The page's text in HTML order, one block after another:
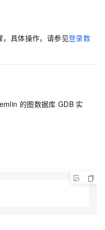
，具体操作，请参见登录数
的图数据库 GDB 实